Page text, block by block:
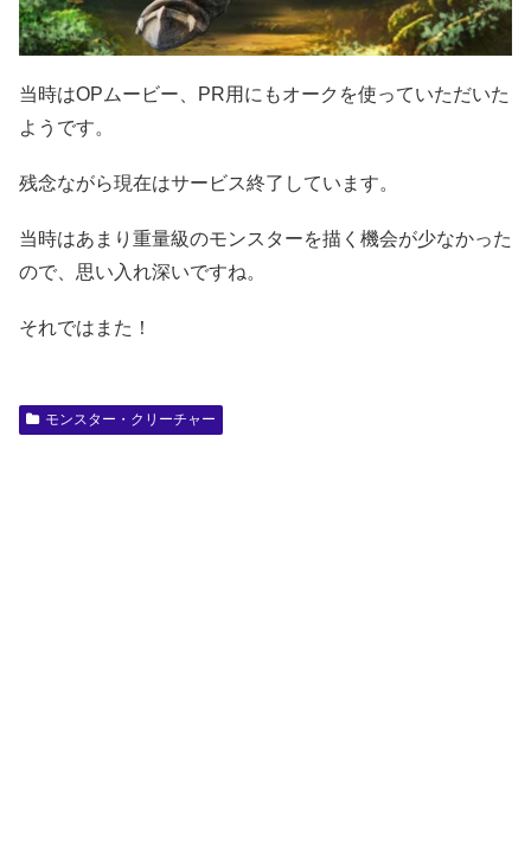
当時はOPムービー、PR用にもオークを使っていただいた
ようです。
残念ながら現在はサービス終了しています。
当時はあまり重量級のモンスターを描く機会が少なかった
ので、思い入れ深いですね。
それではまた！
モンスター・クリーチャー